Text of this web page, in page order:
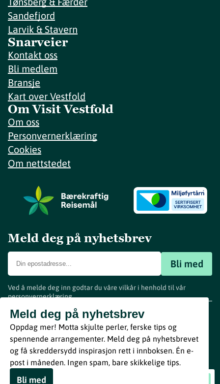
Sandefjord
Larvik & Stavern
Snarveier
Kontakt oss
Bli medlem
Bransje
Kart over Vestfold
Om Visit Vestfold
Om oss
Personvernerklæring
Cookies
Om nettstedet
Meld deg på nyhetsbrev
Bli med
Ved å melde deg inn godtar du våre vilkår i henhold til vår
personvernerklæring.
Meld deg på nyhetsbrev
Oppdag mer! Motta skjulte perler, ferske tips og
spennende arrangementer. Meld deg på nyhetsbrevet
og få skreddersydd inspirasjon rett i innboksen. Én e-
post i måneden. Ingen spam, bare skikkelige tips.
Bli med
www.visitvestfold.com
Turistinformasjon
Vestfold Fylkeskommune
ByBreakfast